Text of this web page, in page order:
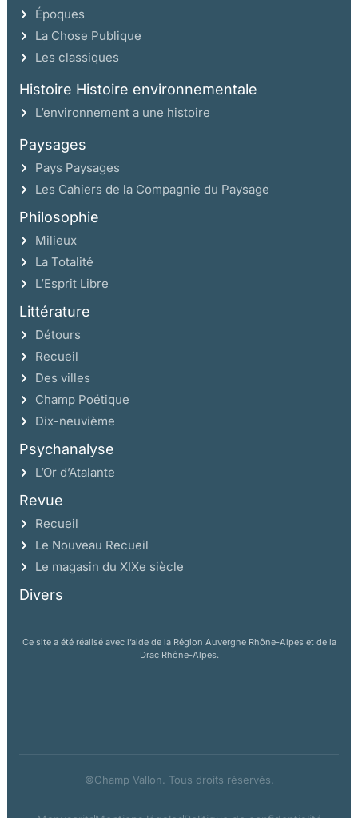
Époques
La Chose Publique
Les classiques
Histoire Histoire environnementale
L’environnement a une histoire
Paysages
Pays Paysages
Les Cahiers de la Compagnie du Paysage
Philosophie
Milieux
La Totalité
L’Esprit Libre
Littérature
Détours
Recueil
Des villes
Champ Poétique
Dix-neuvième
Psychanalyse
L’Or d’Atalante
Revue
Recueil
Le Nouveau Recueil
Le magasin du XIXe siècle
Divers
Ce site a été réalisé avec l’aide de la Région Auvergne Rhône-Alpes et de la
Drac Rhône-Alpes.
©Champ Vallon. Tous droits réservés.